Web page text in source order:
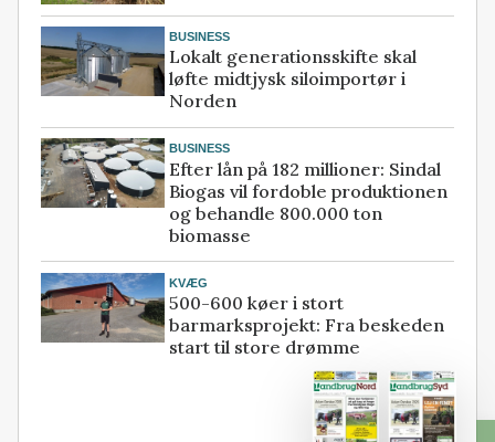
BUSINESS
Lokalt generationsskifte skal
løfte midtjysk siloimportør i
Norden
BUSINESS
Efter lån på 182 millioner: Sindal
Biogas vil fordoble produktionen
og behandle 800.000 ton
biomasse
KVÆG
500-600 køer i stort
barmarksprojekt: Fra beskeden
start til store drømme